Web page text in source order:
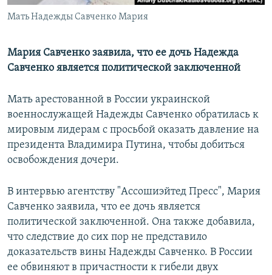
Все сайты РСЕ/РС
Мать Надежды Савченко Мария
Мария Савченко заявила, что ее дочь Надежда
Савченко является политической заключенной
Мать арестованной в России украинской
военнослужащей Надежды Савченко обратилась к
мировым лидерам с просьбой оказать давление на
президента Владимира Путина, чтобы добиться
освобождения дочери.
В интервью агентству "Ассошиэйтед Пресс", Мария
Савченко заявила, что ее дочь является
политической заключенной. Она также добавила,
что следствие до сих пор не представило
доказательств вины Надежды Савченко. В России
ее обвиняют в причастности к гибели двух